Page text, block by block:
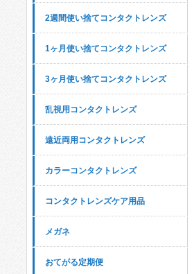
2週間使い捨てコンタクトレンズ
1ヶ月使い捨てコンタクトレンズ
3ヶ月使い捨てコンタクトレンズ
乱視用コンタクトレンズ
遠近両用コンタクトレンズ
カラーコンタクトレンズ
コンタクトレンズケア用品
メガネ
おてがる定期便